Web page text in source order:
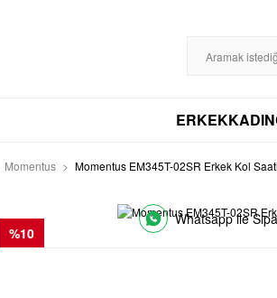
ERKEKKADIN
Momentus Momentus EM345T-02SR Erkek Kol Saati
%10
Whatsapp ile